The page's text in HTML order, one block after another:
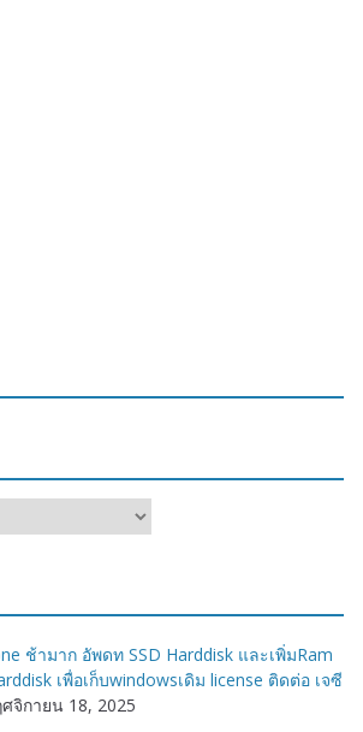
ช้ามาก อัพดท SSD Harddisk และเพิ่มRam
เพื่อเก็บwindowsเดิม license ติดต่อ เจซี
จิกายน 18, 2025